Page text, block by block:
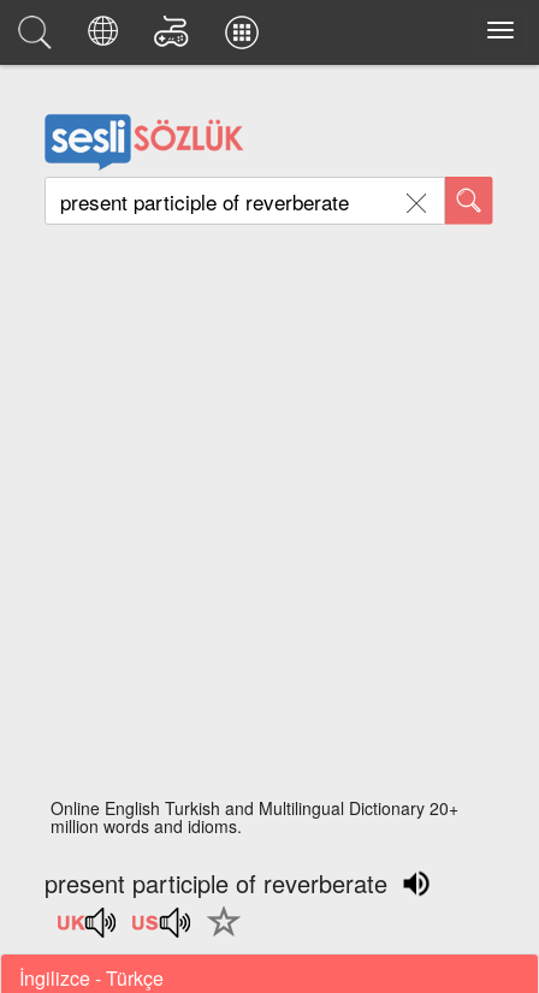
Online English Turkish and Multilingual Dictionary 20+
million words and idioms.
present participle of reverberate
İngilizce - Türkçe